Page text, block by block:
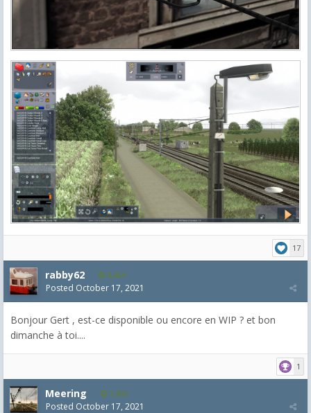
17
rabby62 8,454
Posted October 17, 2021
Bonjour Gert , est-ce disponible ou encore en WIP ? et bon
dimanche à toi....
1
Meering 1,992
Posted October 17, 2021